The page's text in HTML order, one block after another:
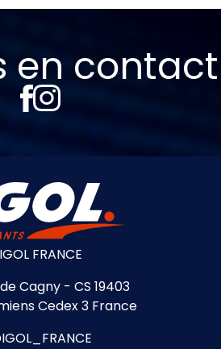
en contact
IGOL FRANCE
Cagny - CS 19403
Cedex 3 France